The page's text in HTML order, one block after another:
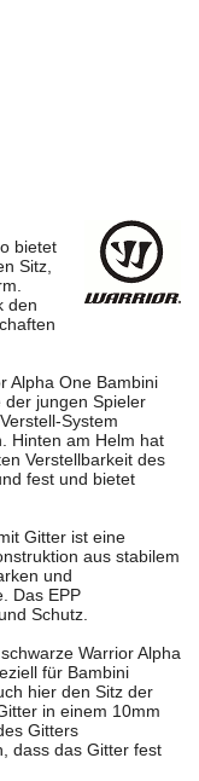
bietet
Sitz,
den
Alpha One Bambini
der jungen Spieler
System
Hinten am Helm hat
Verstellbarkeit des
fest und bietet
Gitter ist eine
aus stabilem
und
Das EPP
Schutz.
Warrior Alpha
für Bambini
hier den Sitz der
in einem 10mm
Gitters
dass das Gitter fest